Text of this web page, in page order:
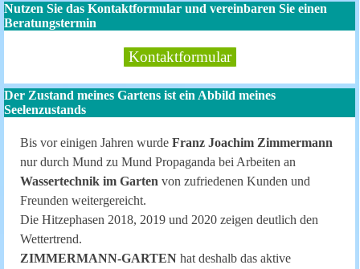
Nutzen Sie das Kontaktformular und vereinbaren Sie einen
Beratungstermin
Kontaktformular
Der Zustand meines Gartens ist ein Abbild meines
Seelenzustands
Bis vor einigen Jahren wurde Franz Joachim Zimmermann
nur durch Mund zu Mund Propaganda bei Arbeiten an
Wassertechnik im Garten von zufriedenen Kunden und
Freunden weitergereicht.
Die Hitzephasen 2018, 2019 und 2020 zeigen deutlich den
Wettertrend.
ZIMMERMANN-GARTEN hat deshalb das aktive